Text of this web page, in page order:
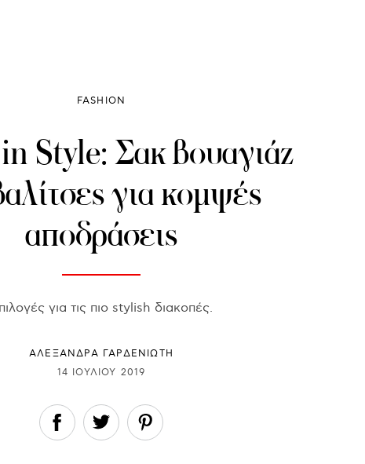
FASHION
Style: Σακ βουαγιάζ
για κομψές
αποδράσεις
για τις πιο stylish διακοπές.
ΑΛΕΞΑΝΔΡΑ ΓΑΡΔΕΝΙΩΤΗ
14 ΙΟΥΛΊΟΥ 2019